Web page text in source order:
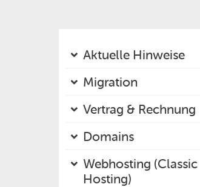
Aktuelle Hinweise
Migration
Vertrag & Rechnung
Domains
Webhosting (Classic
Hosting)